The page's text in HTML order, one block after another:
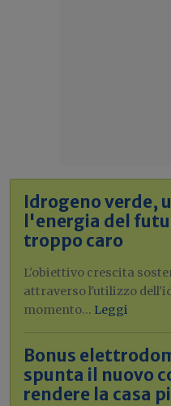
Idrogeno verde,
l'energia del
troppo caro
L'obiettivo crescita
attraverso l'utilizzo
momento... Leggi
Bonus
spunta il nuovo
rendere la casa